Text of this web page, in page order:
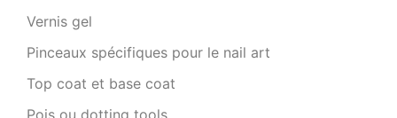
Vernis gel
Pinceaux spécifiques pour le nail art
Top coat et base coat
Pois ou dotting tools